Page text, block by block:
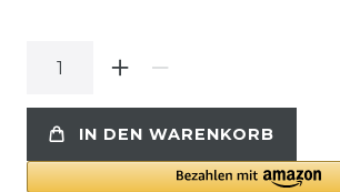
IN DEN WARENKORB